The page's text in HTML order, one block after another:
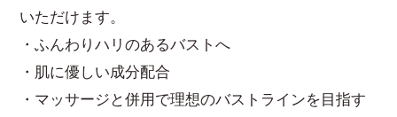
いただけます。
・ふんわりハリのあるバストへ
・肌に優しい成分配合
・マッサージと併用で理想のバストラインを目指す